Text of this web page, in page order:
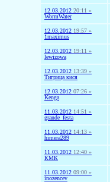
12.03.2012 20:11 »
WormWater
12.03.2012 19:57 »
1maximus
12.03.2012 19:11 »
lewizowa
12.03.2012 13:39 »
Тигрица кися
12.03.2012 07:26 »
Kenga
11.03.2012 14:51 »
grande_festa
11.03.2012 14:13 »
himera289
11.03.2012 12:40 »
КМК
11.03.2012 09:00 »
inozencev